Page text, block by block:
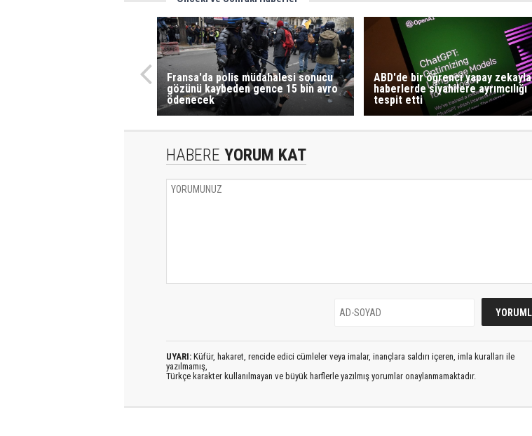
Fransa'da polis müdahalesi sonucu
gözünü kaybeden gence 15 bin avro
ödenecek
ABD'de bir öğrenci yapay zekayla
haberlerde siyahilere ayrımcılığı
tespit etti
HABERE YORUM KAT
UYARI: Küfür, hakaret, rencide edici cümleler veya imalar, inançlara saldırı içeren, imla kuralları ile
yazılmamış,
Türkçe karakter kullanılmayan ve büyük harflerle yazılmış yorumlar onaylanmamaktadır.